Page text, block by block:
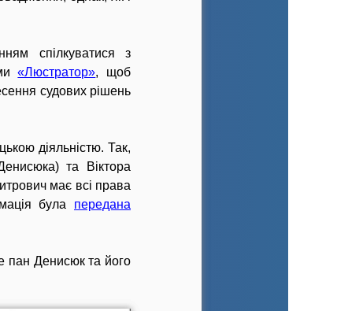
спілкуватися з
«Люстратор», щоб
судових рішень
діяльністю. Так,
та Віктора
має всі права
була передана
пан Денисюк та його